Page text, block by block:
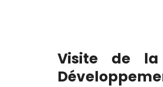
Visite de la